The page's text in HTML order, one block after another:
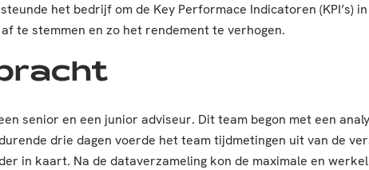
het bedrijf om de Key Performace Indicatoren
te stemmen en zo het rendement te verhogen.
senior en een junior adviseur. Dit team begon met een
drie dagen voerde het team tijdmetingen uit van de
in kaart. Na de dataverzameling kon de maximale en